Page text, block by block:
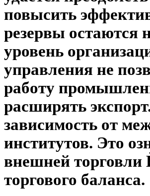
повысить
резервы остаются
уровень
управления не
работу
расширять
зависимость от
институтов. Это
внешней торговли
торгового баланса.